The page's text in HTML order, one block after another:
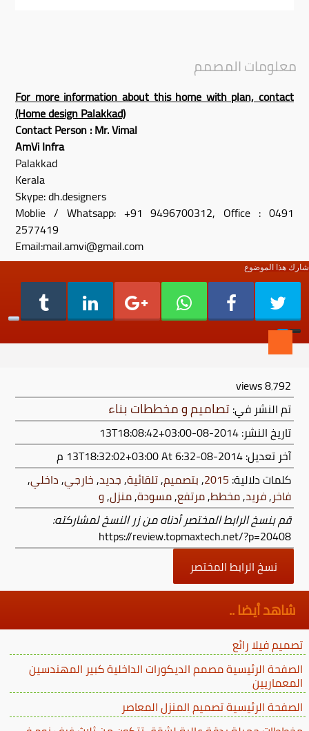
معلومات المصمم
For more information about this home with plan, contact
(Home design Palakkad)
Contact Person : Mr. Vimal
AmVi Infra
Palakkad
Kerala
Skype: dh.designers
Moblie / Whatsapp: +91 9496700312, Office : 0491
2577419
Email:mail.amvi@gmail.com
شارك هذا الموضوع
8٬792views
تم النشر في:تصاميم و مخططات بناء
تاريخ النشر: 2014-08-13T18:08:42+03:00
آخر تعديل:2014-08-13T18:32:02+03:00
At 6:32 م
كلمات دلالية: 2015
,بتصميم,تلقائية,جديد,خارجي,داخلي,
فاخر,فريد,مخطط,مرتفع,مسودة,منزل,و
قم بنسخ الرابط المختصر أدناه من زر النسخ لمشاركته:
https://review.topmaxtech.net/?p=20408
نسخ الرابط المختصر
شاهد أيضا ..
تصميم فيلا رائع
الصفحة الرئيسية مصمم الديكورات الداخلية كبير المهندسين
المعماريين
الصفحة الرئيسية تصميم المنزل المعاصر